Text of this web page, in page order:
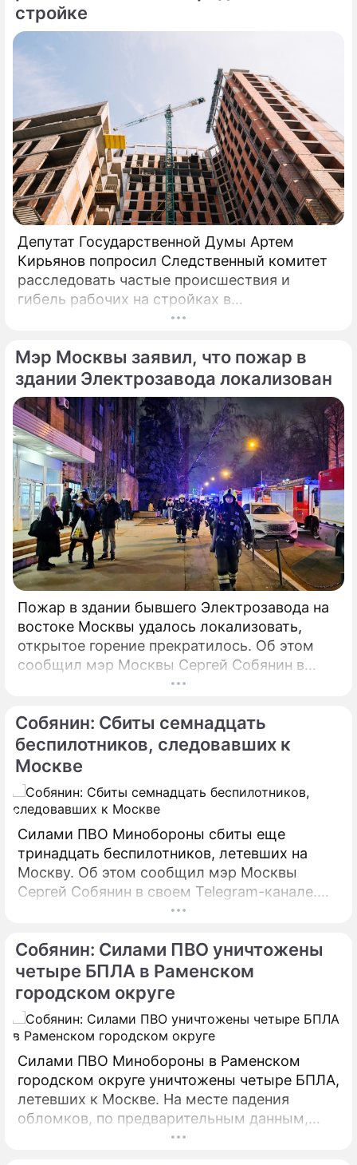
стройке
Депутат Государственной Думы Артем
Кирьянов попросил Следственный комитет
расследовать частые происшествия и
гибель рабочих на стройках в
Калининградской области.
распоряжении редакции) депутат направил
6 февраля 2025 года председателю СК РФ
Александру Бастрыкину. В письме Кирьянов
отмечает, что число несчастных случаев в
регионе продолжает расти.
Мэр Москвы заявил, что пожар в
здании Электрозавода локализован
Пожар в здании бывшего Электрозавода на
востоке Москвы удалось локализовать,
открытое горение прекратилось. Об этом
сообщил мэр Москвы Сергей Собянин в
своем Telegram-канале. По его словам, в
предпринимаются все меры по ликвидации
пожара.
Собянин: Сбиты семнадцать
беспилотников, следовавших к
Москве
Силами ПВО Минобороны сбиты еще
тринадцать беспилотников, летевших на
Москву. Об этом сообщил мэр Москвы
Сергей Собянин в своем Telegram-канале.
БПЛА уничтожены в городских округах
Собянин: Силами ПВО уничтожены
четыре БПЛА в Раменском
городском округе
Силами ПВО Минобороны в Раменском
городском округе уничтожены четыре БПЛА,
летевших к Москве. На месте падения
обломков, по предварительным данным,
разрушений и пострадавших нет. На месте